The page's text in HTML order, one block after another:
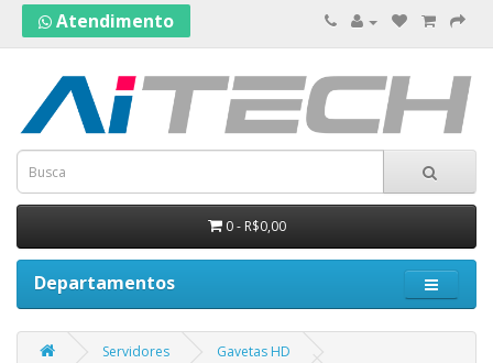
Atendimento
0 - R$0,00
Departamentos
Servidores
Gavetas HD